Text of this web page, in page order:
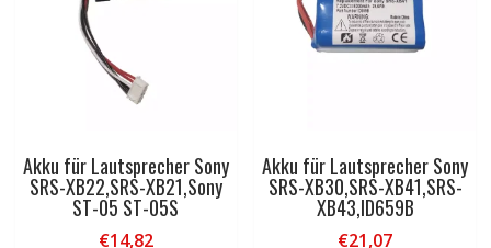
Akku für Lautsprecher Sony
SRS-XB22,SRS-XB21,Sony
ST-05 ST-05S
€14,82
Akku für Lautsprecher Sony
SRS-XB30,SRS-XB41,SRS-
XB43,ID659B
€21,07